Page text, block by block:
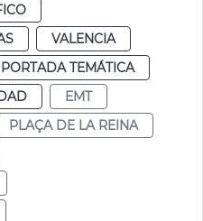
VALENCIA
TEMÁTICA
EMT
PLAÇA DE LA REINA